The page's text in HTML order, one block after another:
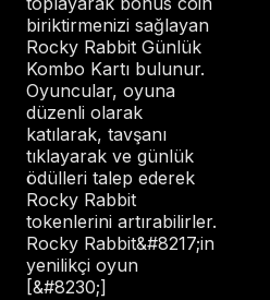
biriktirmenizi sağlayan
Rocky Rabbit Günlük
Kombo Kartı bulunur.
Oyuncular, oyuna
düzenli olarak
katılarak, tavşanı
tıklayarak ve günlük
ödülleri talep ederek
Rocky Rabbit
tokenlerini artırabilirler.
Rocky Rabbit&#8217;in
yenilikçi oyun
[&#8230;]